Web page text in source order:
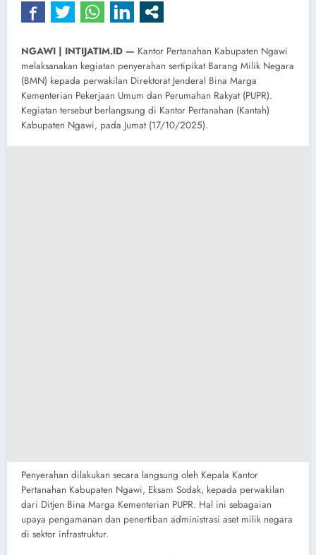
NGAWI | INTIJATIM.ID — Kantor Pertanahan Kabupaten Ngawi
melaksanakan kegiatan penyerahan sertipikat Barang Milik Negara
(BMN) kepada perwakilan Direktorat Jenderal Bina Marga
Kementerian Pekerjaan Umum dan Perumahan Rakyat (PUPR).
Kegiatan tersebut berlangsung di Kantor Pertanahan (Kantah)
Kabupaten Ngawi, pada Jumat (17/10/2025).
Penyerahan dilakukan secara langsung oleh Kepala Kantor
Pertanahan Kabupaten Ngawi, Eksam Sodak, kepada perwakilan
dari Ditjen Bina Marga Kementerian PUPR. Hal ini sebagaian
upaya pengamanan dan penertiban administrasi aset milik negara
di sektor infrastruktur.